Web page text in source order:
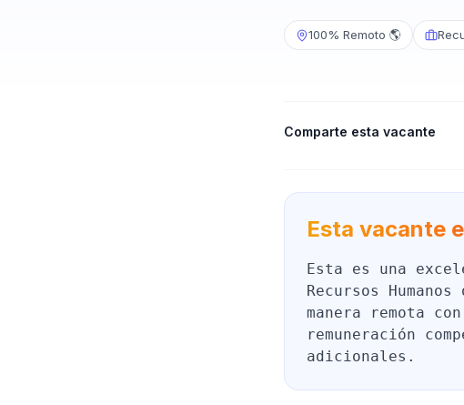
100% Remoto 🌎
Comparte esta vacante
Esta vacante
Esta es una
Recursos
manera remota
remuneración
adicionales.